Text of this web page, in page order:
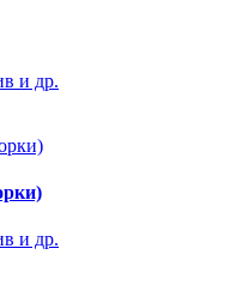
и др.
и др.